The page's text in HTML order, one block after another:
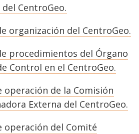
CentroGeo.
organización del CentroGeo.
procedimientos del Órgano
Control en el CentroGeo.
operación de la Comisión
Externa del CentroGeo.
operación del Comité